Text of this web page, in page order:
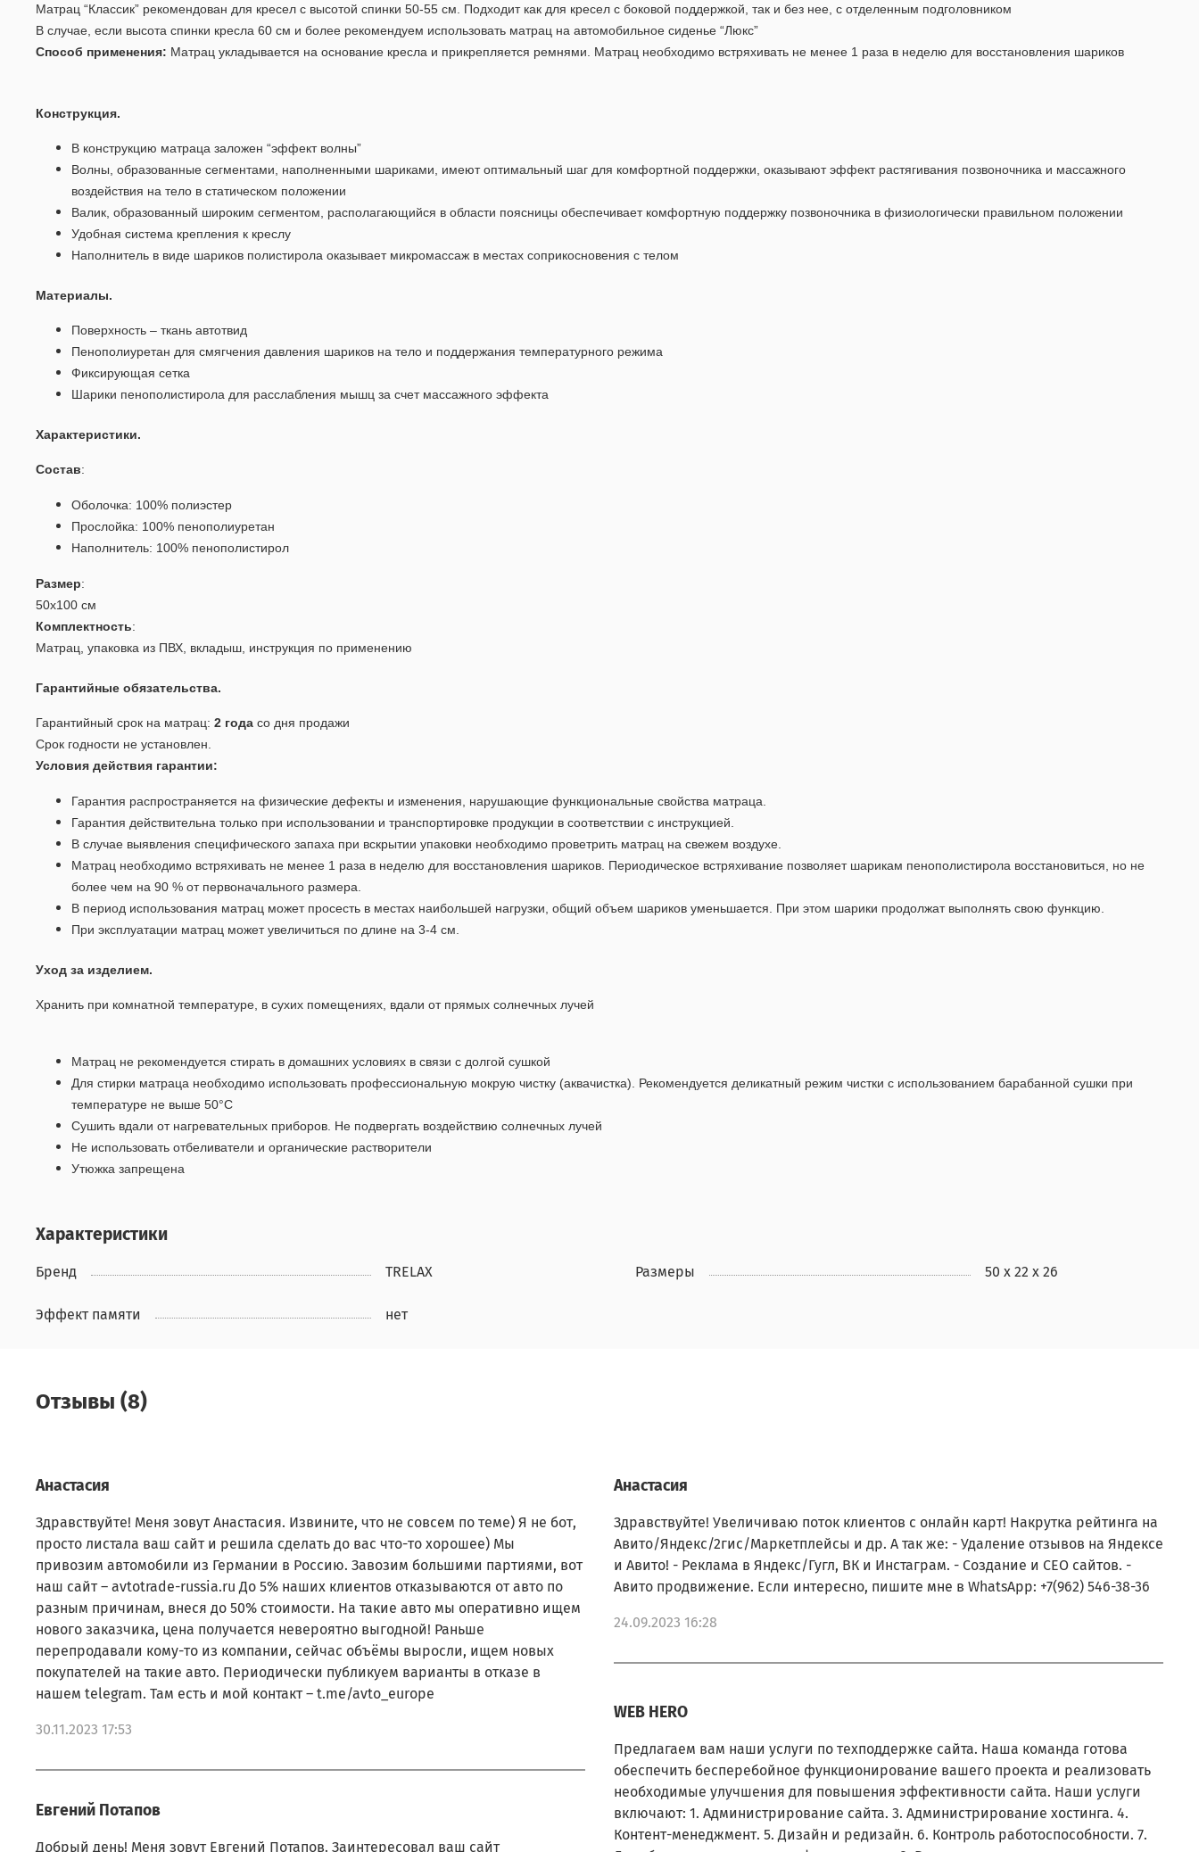
Матрац “Классик” рекомендован для кресел с высотой спинки 50-55 см. Подходит как для кресел с боковой поддержкой, так и без нее, с отделенным подголовником
В случае, если высота спинки кресла 60 см и более рекомендуем использовать матрац на автомобильное сиденье “Люкс”
Способ применения: Матрац укладывается на основание кресла и прикрепляется ремнями. Матрац необходимо встряхивать не менее 1 раза в неделю для восстановления шариков
Конструкция.
В конструкцию матраца заложен “эффект волны”
Волны, образованные сегментами, наполненными шариками, имеют оптимальный шаг для комфортной поддержки, оказывают эффект растягивания позвоночника и массажного
воздействия на тело в статическом положении
Валик, образованный широким сегментом, располагающийся в области поясницы обеспечивает комфортную поддержку позвоночника в физиологически правильном положении
Удобная система крепления к креслу
Наполнитель в виде шариков полистирола оказывает микромассаж в местах соприкосновения с телом
Материалы.
Поверхность – ткань автотвид
Пенополиуретан для смягчения давления шариков на тело и поддержания температурного режима
Фиксирующая сетка
Шарики пенополистирола для расслабления мышц за счет массажного эффекта
Характеристики.
Состав:
Оболочка: 100% полиэстер
Прослойка: 100% пенополиуретан
Наполнитель: 100% пенополистирол
Размер:
50х100 см
Комплектность:
Матрац, упаковка из ПВХ, вкладыш, инструкция по применению
Гарантийные обязательства.
Гарантийный срок на матрац: 2 года со дня продажи
Срок годности не установлен.
Условия действия гарантии:
Гарантия распространяется на физические дефекты и изменения, нарушающие функциональные свойства матраца.
Гарантия действительна только при использовании и транспортировке продукции в соответствии с инструкцией.
В случае выявления специфического запаха при вскрытии упаковки необходимо проветрить матрац на свежем воздухе.
Матрац необходимо встряхивать не менее 1 раза в неделю для восстановления шариков. Периодическое встряхивание позволяет шарикам пенополистирола восстановиться, но не
более чем на 90 % от первоначального размера.
В период использования матрац может просесть в местах наибольшей нагрузки, общий объем шариков уменьшается. При этом шарики продолжат выполнять свою функцию.
При эксплуатации матрац может увеличиться по длине на 3-4 см.
Уход за изделием.
Хранить при комнатной температуре, в сухих помещениях, вдали от прямых солнечных лучей
Матрац не рекомендуется стирать в домашних условиях в связи с долгой сушкой
Для стирки матраца необходимо использовать профессиональную мокрую чистку (аквачистка). Рекомендуется деликатный режим чистки с использованием барабанной сушки при
температуре не выше 50°С
Сушить вдали от нагревательных приборов. Не подвергать воздействию солнечных лучей
Не использовать отбеливатели и органические растворители
Утюжка запрещена
Характеристики
Бренд TRELAX Размеры 50 х 22 х 26
Эффект памяти нет
Отзывы (8)
Анастасия
Здравствуйте! Меня зовут Анастасия. Извините, что не совсем по теме) Я не бот,
просто листала ваш сайт и решила сделать до вас что-то хорошее) Мы
привозим автомобили из Германии в Россию. Завозим большими партиями, вот
наш сайт – avtotrade-russia.ru До 5% наших клиентов отказываются от авто по
разным причинам, внеся до 50% стоимости. На такие авто мы оперативно ищем
нового заказчика, цена получается невероятно выгодной! Раньше
перепродавали кому-то из компании, сейчас объёмы выросли, ищем новых
покупателей на такие авто. Периодически публикуем варианты в отказе в
нашем telegram. Там есть и мой контакт – t.me/avto_europe
30.11.2023 17:53
Анастасия
Здравствуйте! Увеличиваю поток клиентов с онлайн карт! Накрутка рейтинга на
Авито/Яндекс/2гис/Маркетплейсы и др. А так же: - Удаление отзывов на Яндексе
и Авито! - Реклама в Яндекс/Гугл, ВК и Инстаграм. - Создание и СЕО сайтов. -
Авито продвижение. Если интересно, пишите мне в WhatsApp: +7(962) 546-38-36
24.09.2023 16:28
WEB HERO
Предлагаем вам наши услуги по техподдержке сайта. Наша команда готова
обеспечить бесперебойное функционирование вашего проекта и реализовать
необходимые улучшения для повышения эффективности сайта. Наши услуги
включают: 1. Администрирование сайта. 3. Администрирование хостинга. 4.
Контент-менеджмент. 5. Дизайн и редизайн. 6. Контроль работоспособности. 7.
Евгений Потапов
Добрый день! Меня зовут Евгений Потапов. Заинтересовал ваш сайт